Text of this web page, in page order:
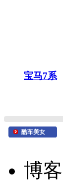
宝马7系
酷车美女
博